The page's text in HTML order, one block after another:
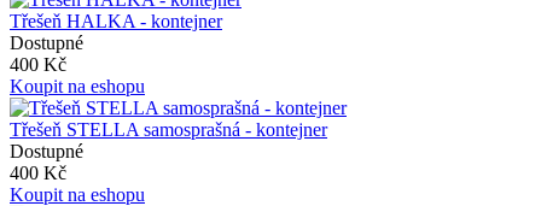
Třešeň HALKA - kontejner
Dostupné
400 Kč
Koupit na eshopu
Třešeň STELLA samosprašná - kontejner
Dostupné
400 Kč
Koupit na eshopu